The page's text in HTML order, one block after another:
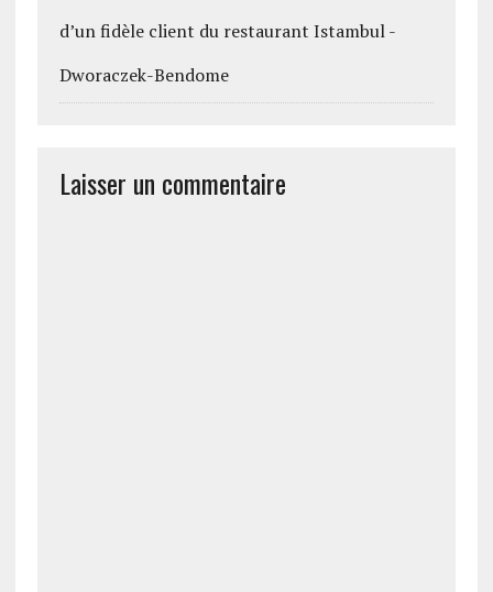
d’un fidèle client du restaurant Istambul -
Dworaczek-Bendome
Laisser un commentaire